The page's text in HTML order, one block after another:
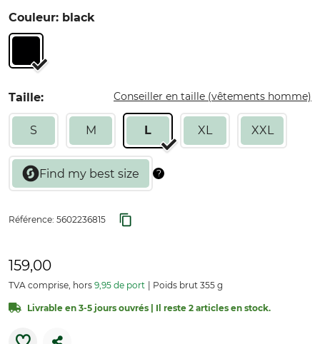
Couleur: black
Taille: Conseiller en taille (vêtements homme)
S M L XL XXL
Référence: 5602236815
159,00
TVA comprise, hors 9,95 de port Poids brut 355 g
Livrable en 3-5 jours ouvrés | Il reste 2 articles en stock.